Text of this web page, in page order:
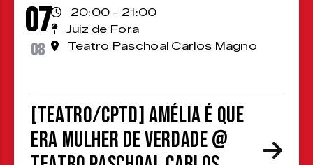
07
08
20:00 - 21:00
Juiz de Fora
Teatro Paschoal Carlos Magno
[TEATRO/CPTD] Amélia é que
era mulher de verdade @